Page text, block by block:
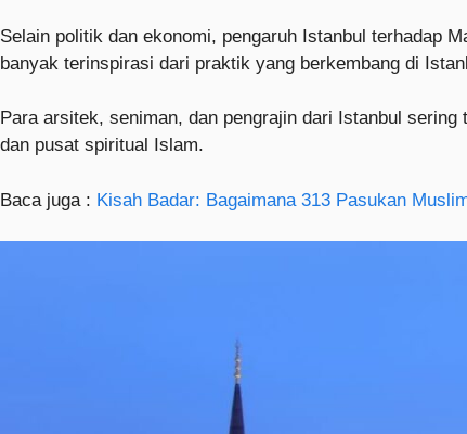
Selain politik dan ekonomi, pengaruh Istanbul terhadap
banyak terinspirasi dari praktik yang berkembang di
Para arsitek, seniman, dan pengrajin dari Istanbul
dan pusat spiritual Islam.
Baca juga : Kisah Badar: Bagaimana 313 Pasukan